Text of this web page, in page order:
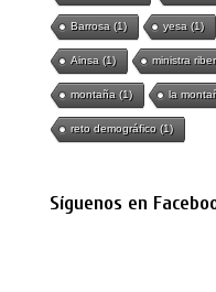
Barrosa(1) yesa(1)
Ainsa(1) ministra
montaña(1) la
reto demográfico(1)
Síguenos en